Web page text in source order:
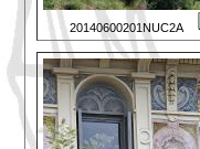
20140600201NUC2A